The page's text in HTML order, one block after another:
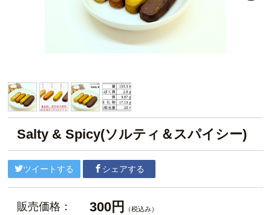
Salty & Spicy(ソルティ＆スパイシー)
ツイートする シェアする
販売価格： 300円 （税込み）